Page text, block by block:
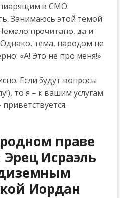
пиарящим в СМО.
Занимаюсь этой темой
прочитано, да и
тема, народом не
«А! Это не про меня!»
Если будут вопросы
то я – к вашим услугам.
праве
Исраэль
Иордан